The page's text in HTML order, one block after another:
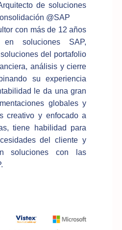
de soluciones
@SAP
con más de 12 años
en soluciones SAP,
del portafolio
análisis y cierre
su experiencia
le da una gran
globales y
creativo y enfocado a
tiene habilidad para
del cliente y
soluciones con las